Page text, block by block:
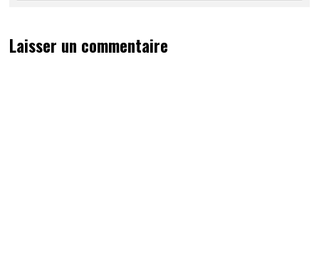
Laisser un commentaire